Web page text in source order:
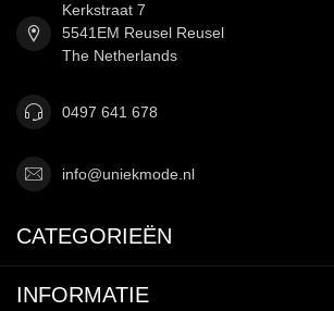
Kerkstraat 7
5541EM Reusel Reusel
The Netherlands
0497 641 678
info@uniekmode.nl
CATEGORIEËN
INFORMATIE